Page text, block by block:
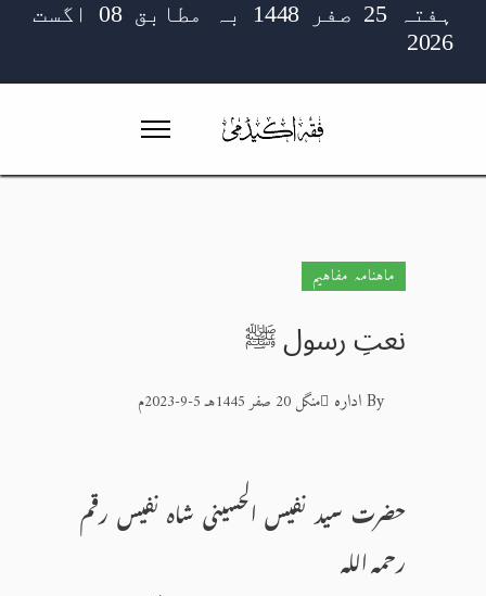
ہفتہ 25 صفر 1448 بہ مطابق 08 اگست
2026
ماہنامہ مفاہیم
نعتِ رسول ﷺ
Byادارہ منگل 20 صفر 1445هـ 5-9-2023م
حضرت سید نفیس الحسینی شاہ نفیس رقم
رحمہ اللہ